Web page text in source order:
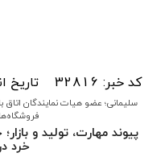
کد خبر: 32816 تاریخ
سلیمانی؛ عضو هیات نمایندگان اتاق
پیوند مهارت، تولید و
خرد